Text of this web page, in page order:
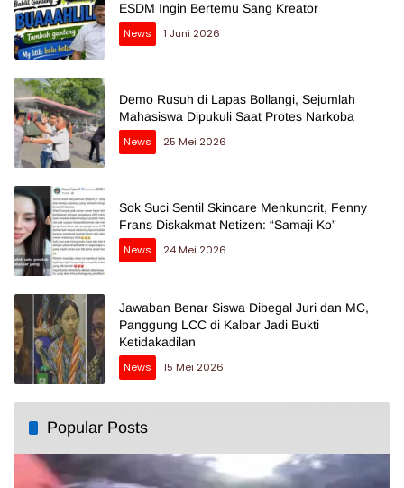
ESDM Ingin Bertemu Sang Kreator
News
1 Juni 2026
Demo Rusuh di Lapas Bollangi, Sejumlah
Mahasiswa Dipukuli Saat Protes Narkoba
News
25 Mei 2026
Sok Suci Sentil Skincare Menkuncrit, Fenny
Frans Diskakmat Netizen: “Samaji Ko”
News
24 Mei 2026
Jawaban Benar Siswa Dibegal Juri dan MC,
Panggung LCC di Kalbar Jadi Bukti
Ketidakadilan
News
15 Mei 2026
Popular Posts